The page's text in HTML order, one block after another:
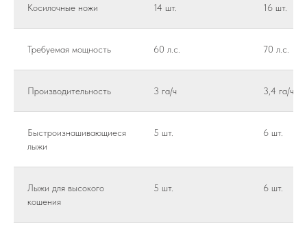
Косилочные ножи 14 шт. 16 шт.
Требуемая мощность 60 л.с. 70 л.с.
Производительность 3 га/ч 3,4 га/ч
Быстроизнашивающиеся
лыжи
5 шт. 6 шт.
Лыжи для высокого
кошения
5 шт. 6 шт.